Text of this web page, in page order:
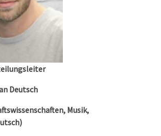
Deutsch
Musik,